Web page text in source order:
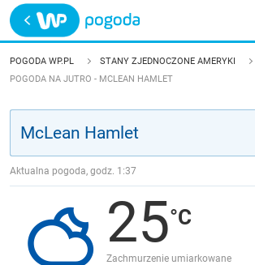
Trwa ładowanie
POLSKA
JAKOŚĆ POWIETRZA
POGODA WP.PL
STANY ZJEDNOCZONE AMERYKI
POGODA NA JUTRO - MCLEAN HAMLET
Aktualna pogoda, godz. 1:37
25
Zachmurzenie umiarkowane